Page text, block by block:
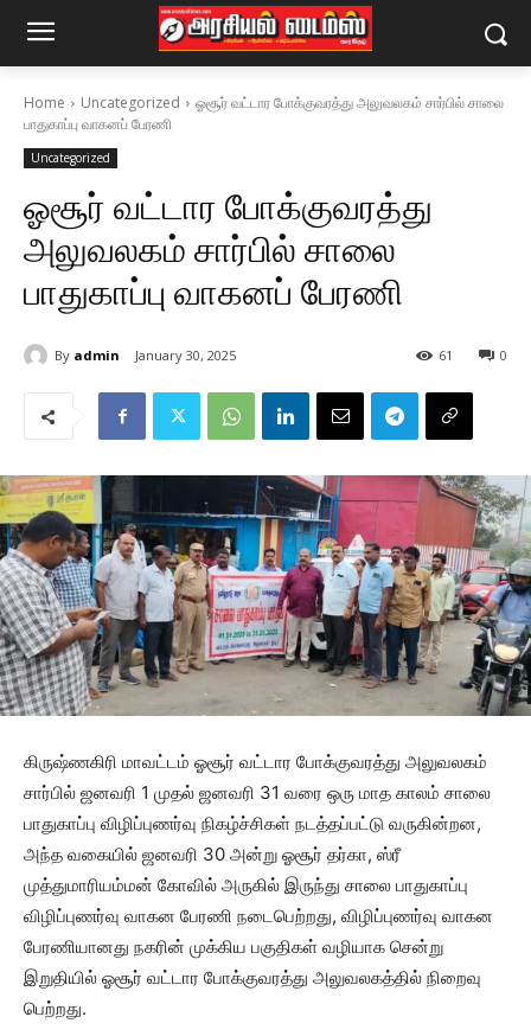
Home Uncategorized
ஓசூர் வட்டார போக்குவரத்து அலுவலகம் சார்பில் சாலை
பாதுகாப்பு வாகனப் பேரணி
Uncategorized
ஓசூர் வட்டார போக்குவரத்து
அலுவலகம் சார்பில் சாலை
பாதுகாப்பு வாகனப் பேரணி
By admin January 30, 2025 0
61
கிருஷ்ணகிரி மாவட்டம் ஓசூர் வட்டார போக்குவரத்து அலுவலகம்
சார்பில் ஜனவரி 1 முதல் ஜனவரி 31 வரை ஒரு மாத காலம் சாலை
பாதுகாப்பு விழிப்புணர்வு நிகழ்ச்சிகள் நடத்தப்பட்டு வருகின்றன,
அந்த வகையில் ஜனவரி 30 அன்று ஓசூர் தர்கா, ஸ்ரீ
முத்துமாரியம்மன் கோவில் அருகில் இருந்து சாலை பாதுகாப்பு
விழிப்புணர்வு வாகன பேரணி நடைபெற்றது, விழிப்புணர்வு வாகன
பேரணியானது நகரின் முக்கிய பகுதிகள் வழியாக சென்று
இறுதியில் ஓசூர் வட்டார போக்குவரத்து அலுவலகத்தில் நிறைவு
பெற்றது.